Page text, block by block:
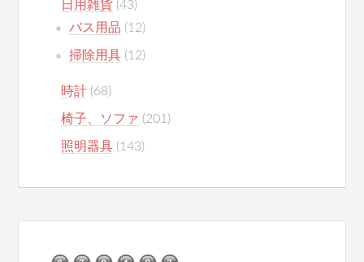
日用雑貨 (43)
バス用品 (12)
掃除用具 (12)
時計 (68)
椅子、ソファ (201)
照明器具 (143)